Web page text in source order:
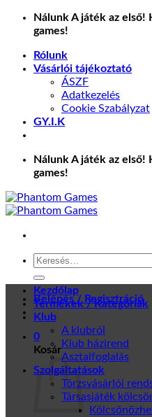
Skip
Nálunk A játék az első!
games!
Rólunk
Vásárlói tájékoztató
ÁSZF
Adatkezelés
Cookie Szabályzat
GY.I.K
Nálunk A játék az első!
games!
Keresés
következőre:
Belépés / Regisztráció
0
Kosár
Kezdőlap
Termékek / Kategóriák
Klub
A klubról
Klub házirend
Asztalfoglalás
Szolgáltatások
Törzsvásárlói
Társasjáték